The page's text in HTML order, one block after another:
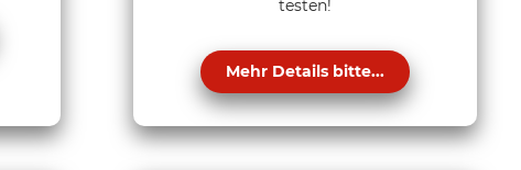
testen!
Mehr Details bitte...